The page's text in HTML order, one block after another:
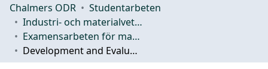
Chalmers ODR
Studentarbeten
Industri- och materialvetenskap (IMS)
Examensarbeten för masterexamen
Development and Evaluation of Digital Assembly Instructions: Cognitive Support in Final Assembly